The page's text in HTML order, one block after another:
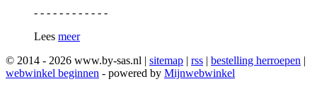
- - - - - - - - - - - -
Lees meer
© 2014 - 2026 www.by-sas.nl | sitemap | rss | bestelling herroepen |
webwinkel beginnen - powered by Mijnwebwinkel